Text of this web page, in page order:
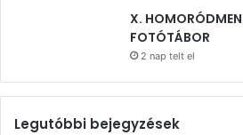
X.
FOTÓTÁBOR
2 nap telt el
Legutóbbi bejegyzések